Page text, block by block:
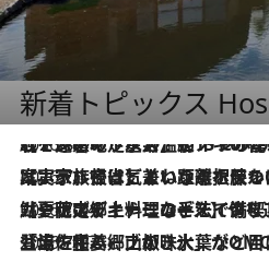
新着トピックス
2026.8.7
【トンボの足水浴】ヒノキの香りに包まれて涼感マックス！約13℃の湧水かけ流しを避暑地「星野温泉 トンボの湯」で体験
2026.7.31
【ホテル帰省】という選択肢をOMOが提案。家族とほどよい距離を保つには「昼は実家、夜は気
2026.7.24
【夏限定ディナーコース】旬を迎える稚鮎や花ズッキーニなどをイタリア・トスカーナの郷土料理の手法
2026.7.17
「土佐和ハーブかき氷」がOMO7高知に登場！生姜、山椒、大葉など目にも舌にも涼を呼ぶ郷土の味